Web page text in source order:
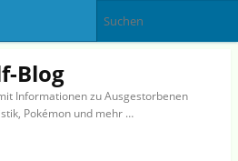
Blog
Informationen zu Ausgestorbenen
Pokémon und mehr …